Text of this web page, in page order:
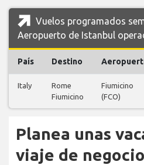
Vuelos programados
Aeropuerto de Istanbul
País Destino
Italy
Rome
Fiumicino
Fiumicino
(FCO)
Planea unas
viaje de